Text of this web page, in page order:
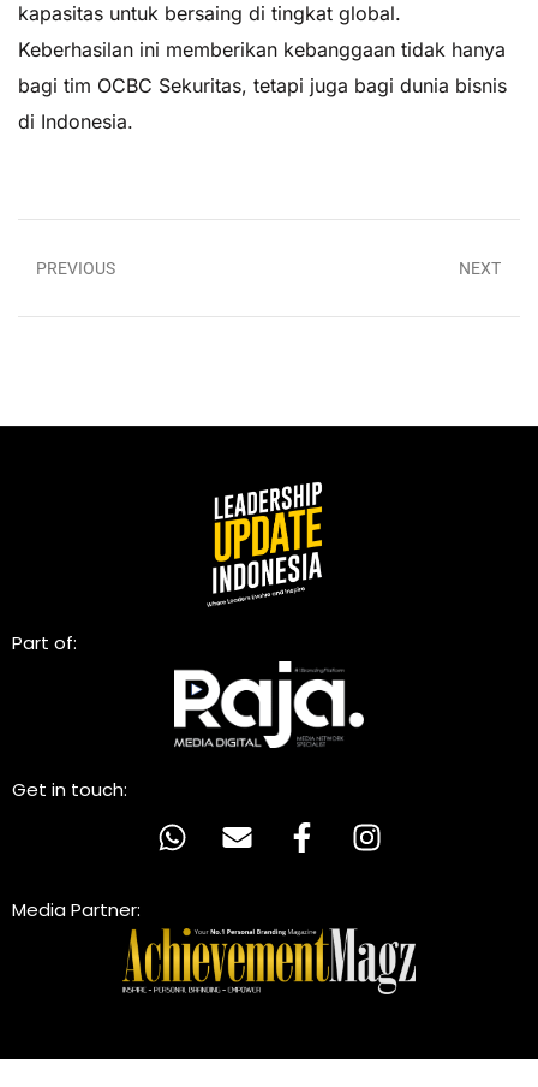
kapasitas untuk bersaing di tingkat global.
Keberhasilan ini memberikan kebanggaan tidak hanya
bagi tim OCBC Sekuritas, tetapi juga bagi dunia bisnis
di Indonesia.
PREVIOUS NEXT
Part of:
Get in touch:
Media Partner: